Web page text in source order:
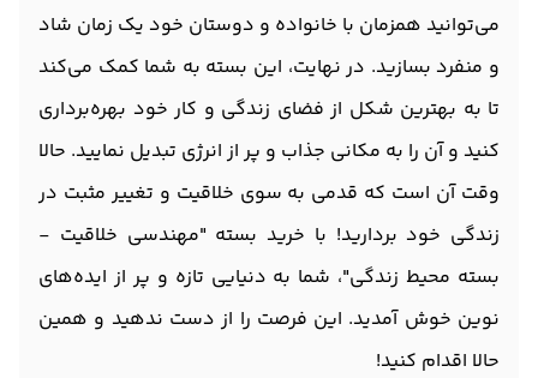
می‌توانید همزمان با خانواده و دوستان خود یک زمان شاد
و منفرد بسازید. در نهایت، این بسته به شما کمک می‌کند
تا به بهترین شکل از فضای زندگی و کار خود بهره‌برداری
کنید و آن را به مکانی جذاب و پر از انرژی تبدیل نمایید. حالا
وقت آن است که قدمی به سوی خلاقیت و تغییر مثبت در
زندگی خود بردارید! با خرید بسته "مهندسی خلاقیت -
بسته محیط زندگی"، شما به دنیایی تازه و پر از ایده‌های
نوین خوش آمدید. این فرصت را از دست ندهید و همین
حالا اقدام کنید!